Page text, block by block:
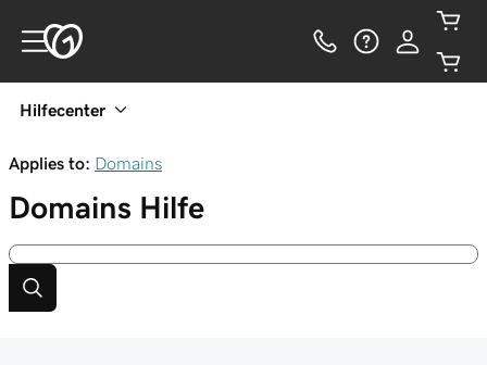
Hilfecenter
Applies to: Domains
Domains Hilfe